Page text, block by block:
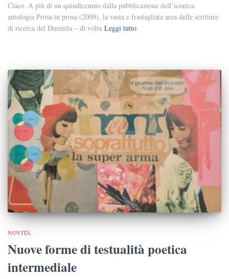
Ciaco. A più di un quindicennio dalla pubblicazione dell’iconica
antologia Prosa in prosa (2009), la vasta e frastagliata area delle scritture
di ricerca del Duemila – di volta Leggi tutto
NOVITÀ
Nuove forme di testualità poetica
intermediale